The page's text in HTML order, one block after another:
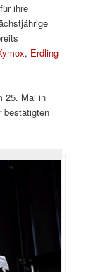
ihre
, Erdling
25. Mai in
bestätigten